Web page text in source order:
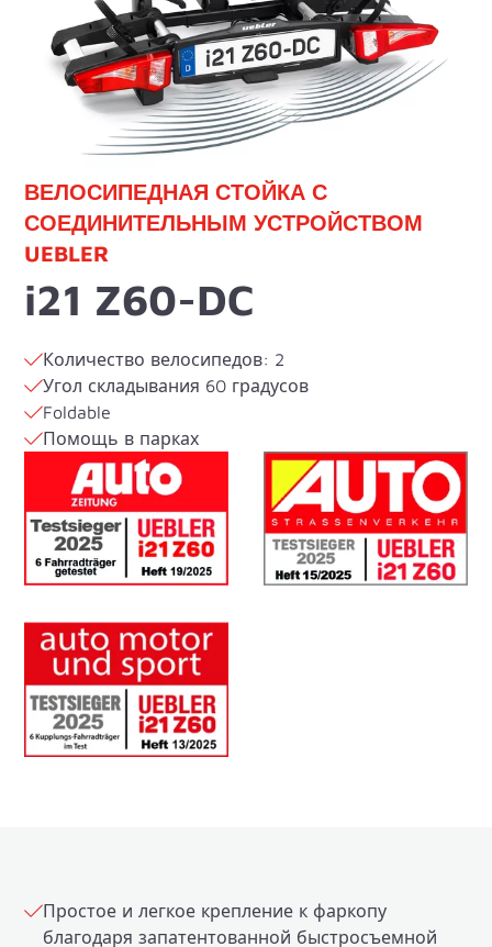
ВЕЛОСИПЕДНАЯ СТОЙКА С
СОЕДИНИТЕЛЬНЫМ УСТРОЙСТВОМ
UEBLER
i21 Z60-DC
Количество велосипедов: 2
Угол складывания 60 градусов
Foldable
Помощь в парках
Простое и легкое крепление к фаркопу
благодаря запатентованной быстросъемной